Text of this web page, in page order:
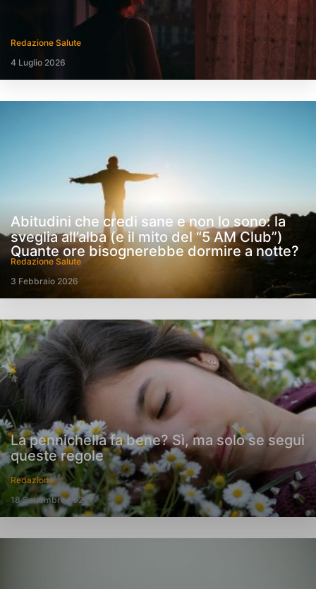
Redazione Salute
4 Luglio 2026
Abitudini che credi sane e non lo sono: la
sveglia all’alba (e il mito del “5 AM Club”)
Redazione Salute
3 Febbraio 2026
La pennichella fa bene? Sì, ma solo se segui
queste regole
Redazione
18 Settembre 2025
Quante ore bisognerebbe dormire a notte?